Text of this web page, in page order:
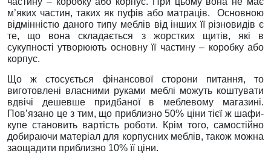
м’яких частин, таких як пуфів або матраців. Основною
відмінністю даного типу меблів від інших її різновидів є
те, що вона складається з жорстких щитів, які в
сукупності утворюють основну її частину – коробку або
корпус.
Що ж стосується фінансової сторони питання, то
виготовлені власними руками меблі можуть коштувати
вдвічі дешевше придбаної в меблевому магазині.
Пов’язано це з тим, що приблизно 50% ціни тієї ж шафи-
купе становить вартість роботи. Крім того, самостійно
добираючи матеріал для корпусних меблів, також можна
заощадити приблизно 10% її ціни.